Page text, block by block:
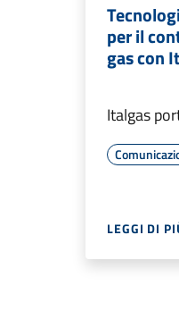
per il
gas con
Italgas
LEGGI DI